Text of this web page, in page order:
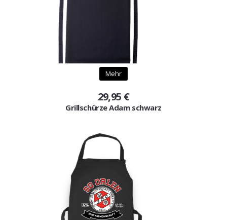
Mehr
29,95 €
Grillschürze Adam schwarz